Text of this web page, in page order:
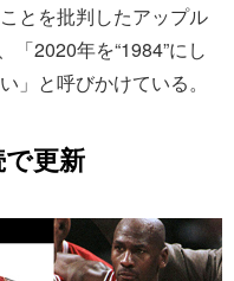
とを批判したアップル
2020年を“1984”にし
」と呼びかけている。
更新